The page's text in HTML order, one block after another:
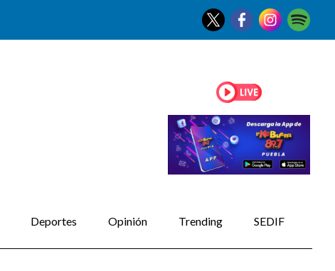
Deportes Opinión Trending SEDIF